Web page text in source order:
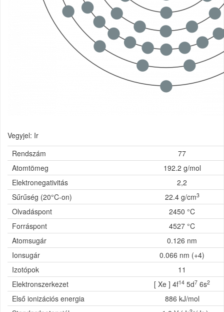
Vegyjel: Ir
Rendszám
77
Atomtömeg
192.2 g/mol
Elektronegativitás
2,2
Sűrűség (20°C-on)
22.4 g/cm3
Olvadáspont
2450 °C
Forráspont
4527 °C
Atomsugár
0.126 nm
Ionsugár
0.066 nm (+4)
Izotópok
11
Elektronszerkezet
[ Xe ] 4f14 5d7 6s2
Első ionizációs energia
886 kJ/mol